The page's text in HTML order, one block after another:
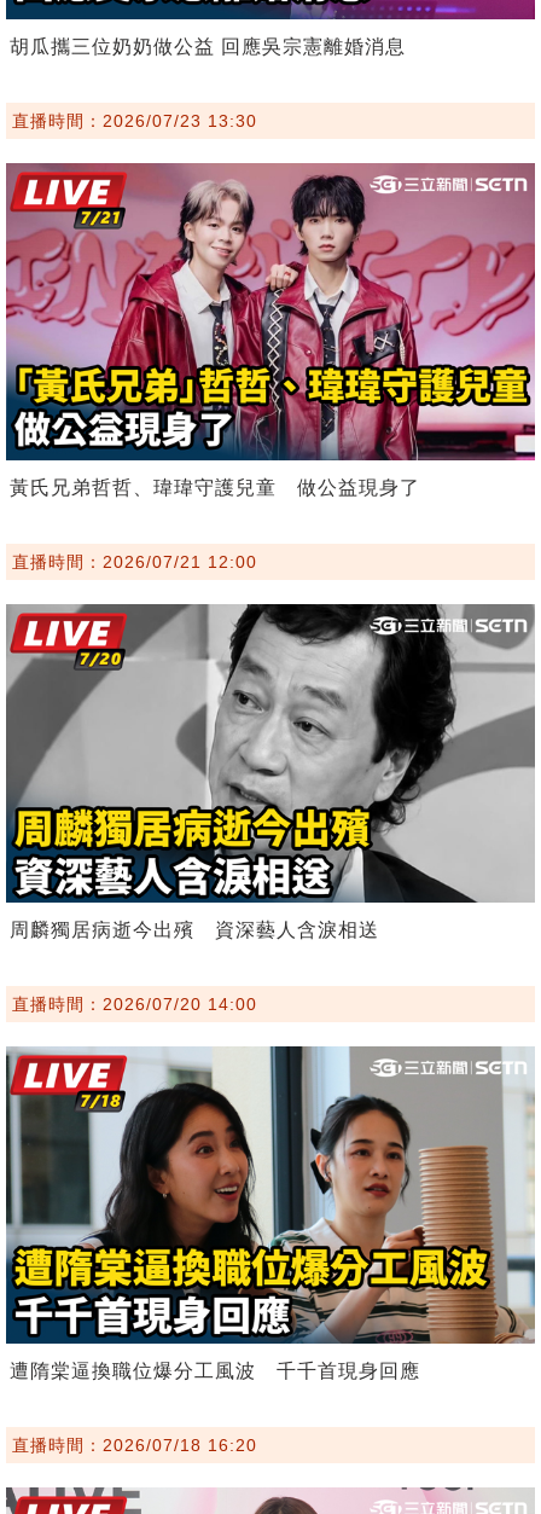
胡瓜攜三位奶奶做公益 回應吳宗憲離婚消息
直播時間：2026/07/23 13:30
黃氏兄弟哲哲、瑋瑋守護兒童 做公益現身了
直播時間：2026/07/21 12:00
周麟獨居病逝今出殯 資深藝人含淚相送
直播時間：2026/07/20 14:00
遭隋棠逼換職位爆分工風波 千千首現身回應
直播時間：2026/07/18 16:20